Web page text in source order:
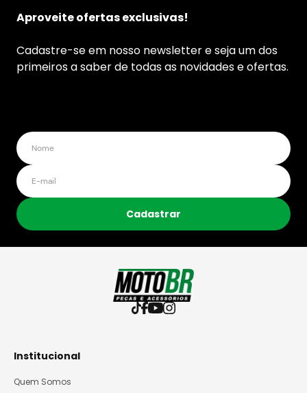
Aproveite ofertas exclusivas!
Cadastre-se em nosso newsletter e seja um dos
primeiros a saber de todas as novidades e ofertas.
Cadastrar
Institucional
Quem Somos